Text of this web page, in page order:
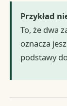
Przykład
To, że dwa
oznacza
podstawy